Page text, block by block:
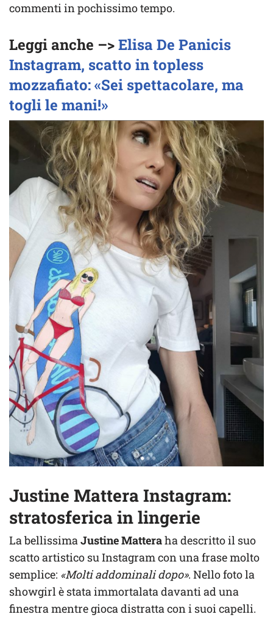
commenti in pochissimo tempo.
Leggi anche –>Elisa De Panicis
Instagram, scatto in topless
mozzafiato: «Sei spettacolare, ma
togli le mani!»
Justine Mattera Instagram:
stratosferica in lingerie
La bellissima Justine Matteraha descritto il suo
scatto artistico su Instagram con una frase molto
semplice: «Molti addominali dopo». Nello foto la
showgirl è stata immortalata davanti ad una
finestra mentre gioca distratta con i suoi capelli.